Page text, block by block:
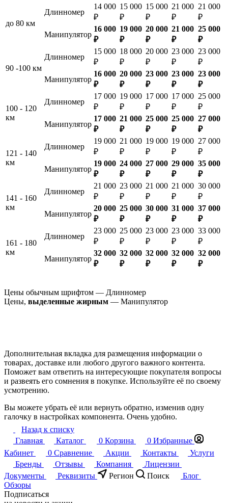
до 80 км
Длинномер
14 000
₽
15 000
₽
15 000
₽
21 000
₽
21 000
₽
Манипулятор
16 000
₽
19 000
₽
20 000
₽
21 000
₽
25 000
₽
90 -100 км
Длинномер
15 000
₽
18 000
₽
20 000
₽
23 000
₽
23 000
₽
Манипулятор
16 000
₽
20 000
₽
23 000
₽
23 000
₽
23 000
₽
100 - 120
км
Длинномер
17 000
₽
19 000
₽
17 000
₽
17 000
₽
25 000
₽
Манипулятор
17 000
₽
21 000
₽
25 000
₽
25 000
₽
27 000
₽
121 - 140
км
Длинномер
19 000
₽
21 000
₽
19 000
₽
19 000
₽
27 000
₽
Манипулятор
19 000
₽
24 000
₽
27 000
₽
29 000
₽
35 000
₽
141 - 160
км
Длинномер
21 000
₽
23 000
₽
21 000
₽
21 000
₽
30 000
₽
Манипулятор
20 000
₽
25 000
₽
30 000
₽
31 000
₽
37 000
₽
161 - 180
км
Длинномер
23 000
₽
25 000
₽
23 000
₽
23 000
₽
33 000
₽
Манипулятор
32 000
₽
32 000
₽
32 000
₽
32 000
₽
32 000
₽
Цены обычным шрифтом — Длинномер
Цены, выделенные жирным — Манипулятор
Дополнительная вкладка для размещения информации о
товарах, доставке или любого другого важного контента.
Поможет вам ответить на интересующие покупателя вопросы
и развеять его сомнения в покупке. Используйте её по своему
усмотрению.
Вы можете убрать её или вернуть обратно, изменив одну
галочку в настройках компонента. Очень удобно.
Назад к списку
Главная
Каталог 0 Корзина 0 Избранные
Кабинет
0 Сравнение Акции Контакты
Услуги
Бренды
Отзывы Компания
Лицензии
Документы
Реквизиты Регион Поиск
Блог
Обзоры
Подписаться